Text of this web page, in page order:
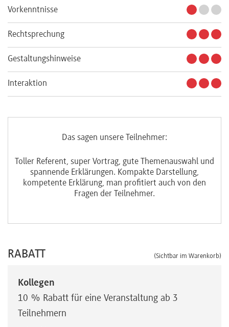
Vorkenntnisse
Rechtsprechung
Gestaltungshinweise
Interaktion
Das sagen unsere Teilnehmer:
Toller Referent, super Vortrag, gute Themenauswahl und
spannende Erklärungen. Kompakte Darstellung,
kompetente Erklärung, man profitiert auch von den
Fragen der Teilnehmer.
RABATT (Sichtbar im Warenkorb)
Kollegen
10 % Rabatt für eine Veranstaltung ab 3
Teilnehmern